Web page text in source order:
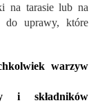
na tarasie lub na
do uprawy, które
warzyw
i składników